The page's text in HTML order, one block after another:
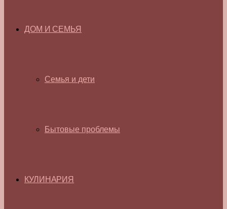
ДОМ И СЕМЬЯ
Семья и дети
Бытовые проблемы
КУЛИНАРИЯ